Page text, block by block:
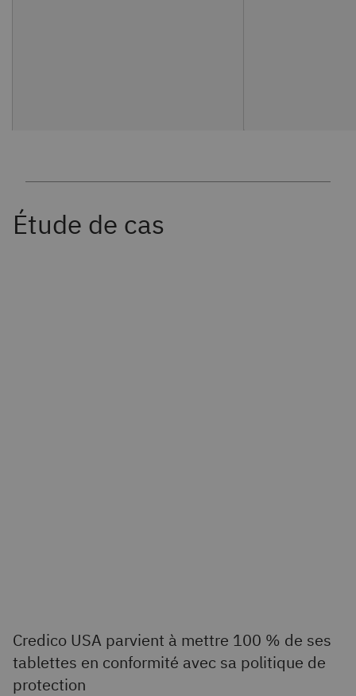
Credico USA parvient à mettre 100 % de ses
tablettes en conformité avec sa politique de
protection